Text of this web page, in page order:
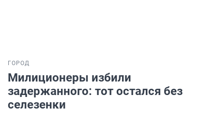
ГОРОД
Милиционеры избили
задержанного: тот остался без
селезенки